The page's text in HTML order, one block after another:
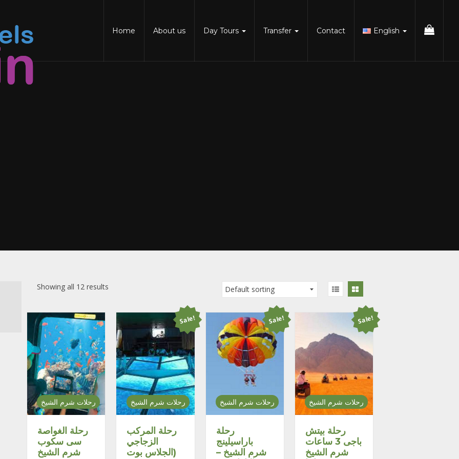
Home About us Day Tours Transfer Contact English
Showing all 12 results
رحلات شرم الشيخ
رحلة الغواصة
سى سكوب
شرم الشيخ
Sale!
رحلات شرم الشيخ
رحلة المركب
الزجاجي
(الجلاس بوت
Sale!
رحلات شرم الشيخ
رحلة
باراسيلينج
شرم الشيخ –
Sale!
رحلات شرم الشيخ
رحلة بيتش
باجى 3 ساعات
شرم الشيخ